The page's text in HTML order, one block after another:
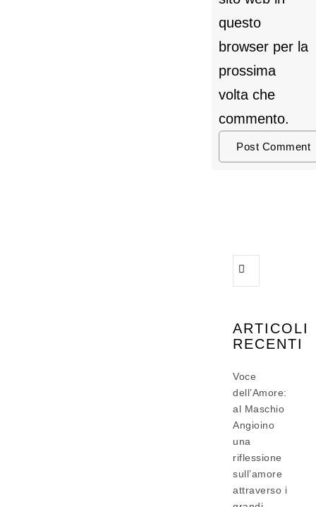
questo
browser per la
prossima
volta che
commento.
ARTICOLI
RECENTI
Voce
dell’Amore:
al Maschio
Angioino
una
riflessione
sull’amore
attraverso i